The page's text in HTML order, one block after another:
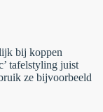
bij koppen
tafelstyling juist
ze bijvoorbeeld